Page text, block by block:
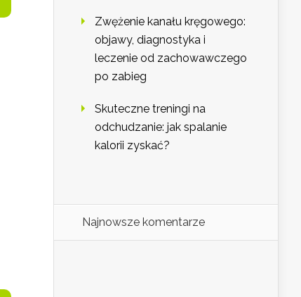
Zwężenie kanału kręgowego:
objawy, diagnostyka i
leczenie od zachowawczego
po zabieg
Skuteczne treningi na
odchudzanie: jak spalanie
kalorii zyskać?
Najnowsze komentarze